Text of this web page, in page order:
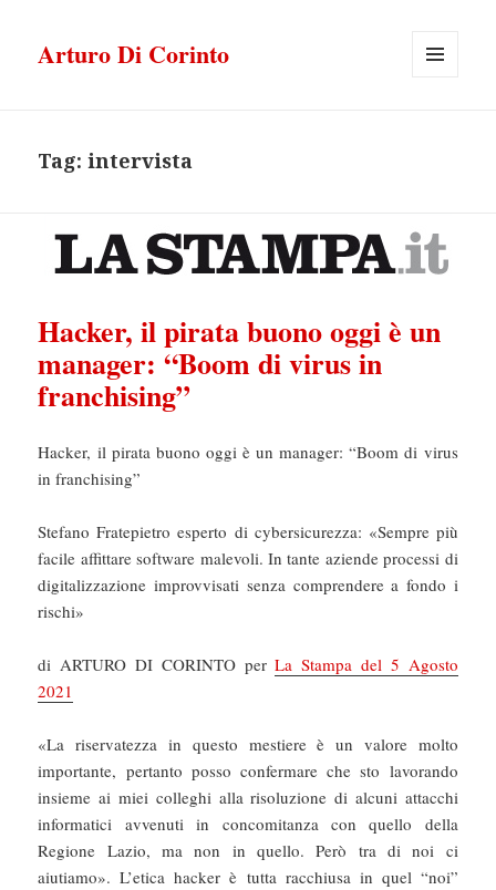
Arturo Di Corinto
Tag:intervista
Hacker, il pirata buono oggi è un
manager: “Boom di virus in
franchising”
Hacker, il pirata buono oggi è un manager: “Boom di virus
in franchising”
Stefano Fratepietro esperto di cybersicurezza: «Sempre più
facile affittare software malevoli. In tante aziende processi di
digitalizzazione improvvisati senza comprendere a fondo i
rischi»
di ARTURO DI CORINTO perLa Stampa del 5 Agosto
2021
«La riservatezza in questo mestiere è un valore molto
importante, pertanto posso confermare che sto lavorando
insieme ai miei colleghi alla risoluzione di alcuni attacchi
informatici avvenuti in concomitanza con quello della
Regione Lazio, ma non in quello. Però tra di noi ci
aiutiamo». L’etica hacker è tutta racchiusa in quel “noi”